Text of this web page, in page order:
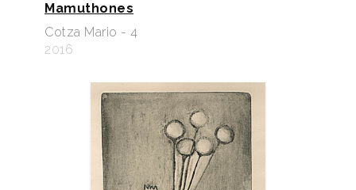
Mamuthones
Cotza Mario - 4
2016